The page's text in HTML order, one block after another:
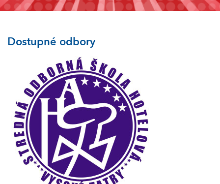
Dostupné odbory